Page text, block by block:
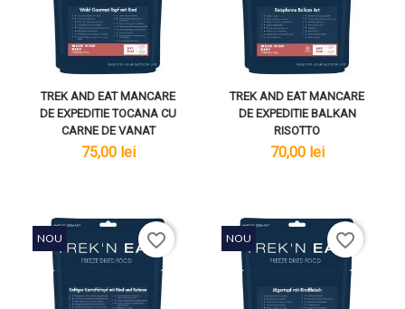
TREK AND EAT MANCARE
DE EXPEDITIE TOCANA CU
CARNE DE VANAT
lei
75,00 lei
TREK AND EAT MANCARE
DE EXPEDITIE BALKAN
RISOTTO
lei
70,00 lei
NOU favorite_border NOU favorite_border